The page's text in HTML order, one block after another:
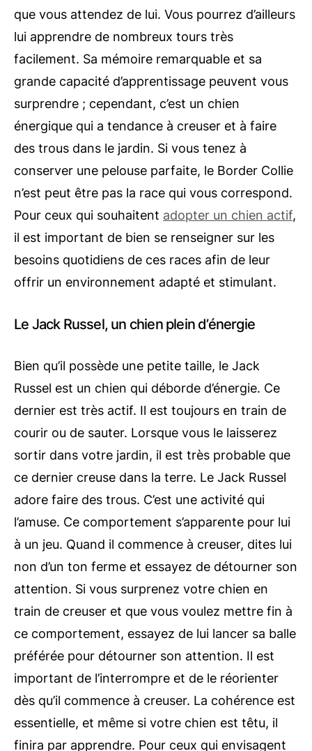
que vous attendez de lui. Vous pourrez d’ailleurs
lui apprendre de nombreux tours très
facilement. Sa mémoire remarquable et sa
grande capacité d’apprentissage peuvent vous
surprendre ; cependant, c’est un chien
énergique qui a tendance à creuser et à faire
des trous dans le jardin. Si vous tenez à
conserver une pelouse parfaite, le Border Collie
n’est peut être pas la race qui vous correspond.
Pour ceux qui souhaitent adopter un chien actif,
il est important de bien se renseigner sur les
besoins quotidiens de ces races afin de leur
offrir un environnement adapté et stimulant.
Le Jack Russel, un chien plein d’énergie
Bien qu’il possède une petite taille, le Jack
Russel est un chien qui déborde d’énergie. Ce
dernier est très actif. Il est toujours en train de
courir ou de sauter. Lorsque vous le laisserez
sortir dans votre jardin, il est très probable que
ce dernier creuse dans la terre. Le Jack Russel
adore faire des trous. C’est une activité qui
l’amuse. Ce comportement s’apparente pour lui
à un jeu. Quand il commence à creuser, dites lui
non d’un ton ferme et essayez de détourner son
attention. Si vous surprenez votre chien en
train de creuser et que vous voulez mettre fin à
ce comportement, essayez de lui lancer sa balle
préférée pour détourner son attention. Il est
important de l’interrompre et de le réorienter
dès qu’il commence à creuser. La cohérence est
essentielle, et même si votre chien est têtu, il
finira par apprendre. Pour ceux qui envisagent